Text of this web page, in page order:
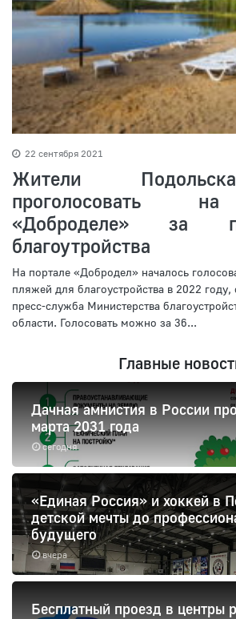
22 сентября 2021
Жители
проголосовать
«Доброделе» за
благоутройства
На портале «Добродел» началось
пляжей для благоустройства в 2022
пресс-служба Министерства
области. Голосовать можно за 36...
Главные
сегодня
Дачная амнистия в России
марта 2031 года
вчера
«Единая Россия» и хоккей в
детской мечты до
будущего
Бесплатный проезд в центры